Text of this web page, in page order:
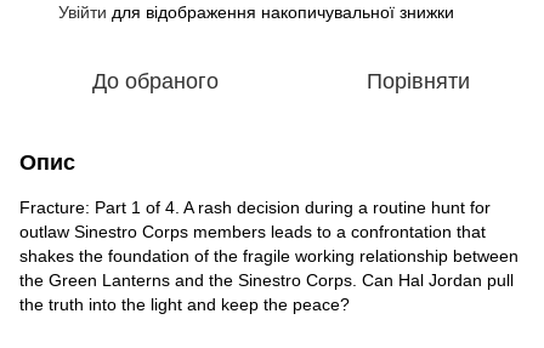
Увійти для відображення накопичувальної знижки
До обраного Порівняти
Опис
Fracture: Part 1 of 4. A rash decision during a routine hunt for
outlaw Sinestro Corps members leads to a confrontation that
shakes the foundation of the fragile working relationship between
the Green Lanterns and the Sinestro Corps. Can Hal Jordan pull
the truth into the light and keep the peace?